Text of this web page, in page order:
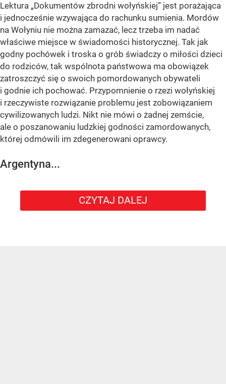
Lektura „Dokumentów zbrodni wołyńskiej” jest porażająca
i jednocześnie wzywająca do rachunku sumienia. Mordów
na Wołyniu nie można zamazać, lecz trzeba im nadać
właściwe miejsce w świadomości historycznej. Tak jak
godny pochówek i troska o grób świadczy o miłości dzieci
do rodziców, tak wspólnota państwowa ma obowiązek
zatroszczyć się o swoich pomordowanych obywateli
i godnie ich pochować. Przypomnienie o rzezi wołyńskiej
i rzeczywiste rozwiązanie problemu jest zobowiązaniem
cywilizowanych ludzi. Nikt nie mówi o żadnej zemście,
ale o poszanowaniu ludzkiej godności zamordowanych,
której odmówili im zdegenerowani oprawcy.
Argentyna...
CZYTAJ DALEJ